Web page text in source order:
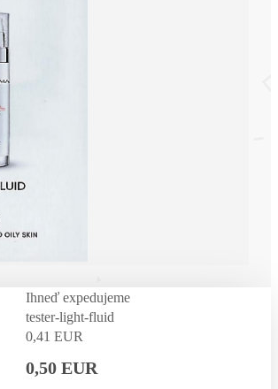
Ihneď expedujeme
tester-light-fluid
0,41 EUR
0,50 EUR